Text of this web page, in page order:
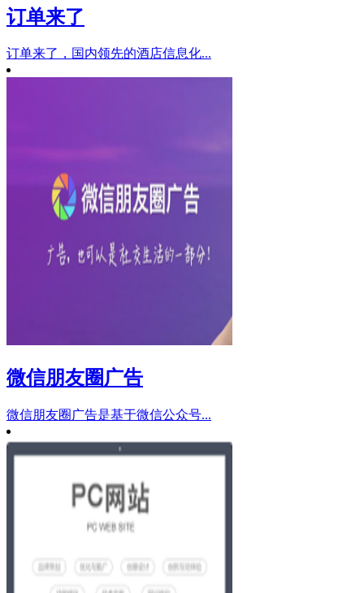
订单来了
订单来了，国内领先的酒店信息化...
微信朋友圈广告
微信朋友圈广告是基于微信公众号...